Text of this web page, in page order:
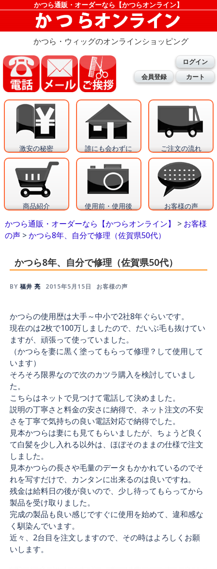
かつら通販・オーダーなら【かつらオンライン】
かつら・ウィッグのオンラインショッピング
ログイン
会員登録
カート
激安の秘密 誰にも会わずに ご注文の流れ
商品紹介 使用前・使用後 お客様の声
かつら通販・オーダーなら【かつらオンライン】 > お客様
の声 >かつら8年、自分で修理（佐賀県50代）
かつら8年、自分で修理（佐賀県50代）
BY 福井 亮 2015年5月15日 お客様の声
かつらの使用歴は大手～中小で2社8年ぐらいです。
現在のは2枚で100万しましたので、だいぶ毛も抜けてい
ますが、頑張って使っていました。
（かつらを妻に黒く塗ってもらって修理？して使用して
います）
そろそろ限界なので次のカツラ購入を検討していまし
た。
こちらはネットで見つけて電話して決めました。
説明の丁寧さと料金の安さに納得で、ネット注文の不安
さを丁寧で気持ちの良い電話対応で納得でした。
見本かつらは妻にも見てもらいましたが、ちょうど良く
て白髪を少し入れる以外は、ほぼそのままの仕様で注文
しました。
見本かつらの長さや毛量のデータもかかれているのでそ
れを写すだけで、カンタンに出来るのは良いですね。
残金は給料日の後が良いので、少し待ってもらってから
製品を受け取りました。
完成の製品も良い感じですぐに使用を始めて、違和感な
く馴染んでいます。
近々、2台目を注文しますので、その時はよろしくお願
いします。